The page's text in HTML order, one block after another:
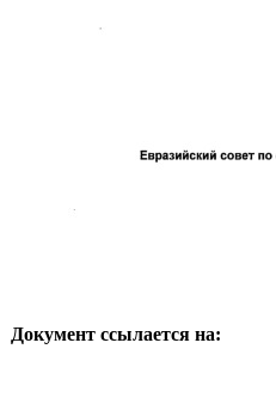
Документ ссылается на: